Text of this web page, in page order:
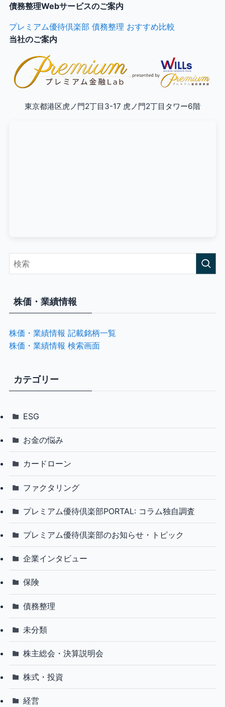
債務整理Webサービスのご案内
プレミアム優待倶楽部 債務整理 おすすめ比較
当社のご案内
東京都港区虎ノ門2丁目3-17 虎ノ門2丁目タワー6階
株価・業績情報
株価・業績情報 記載銘柄一覧
株価・業績情報 検索画面
カテゴリー
ESG
お金の悩み
カードローン
ファクタリング
プレミアム優待倶楽部PORTAL: コラム独自調査
プレミアム優待倶楽部のお知らせ・トピック
企業インタビュー
保険
債務整理
未分類
株主総会・決算説明会
株式・投資
経営